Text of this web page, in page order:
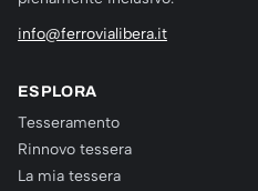
info@ferrovialibera.it
ESPLORA
Tesseramento
Rinnovo tessera
La mia tessera